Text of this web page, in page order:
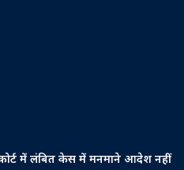
में लंबित केस में मनमाने आदेश नहीं